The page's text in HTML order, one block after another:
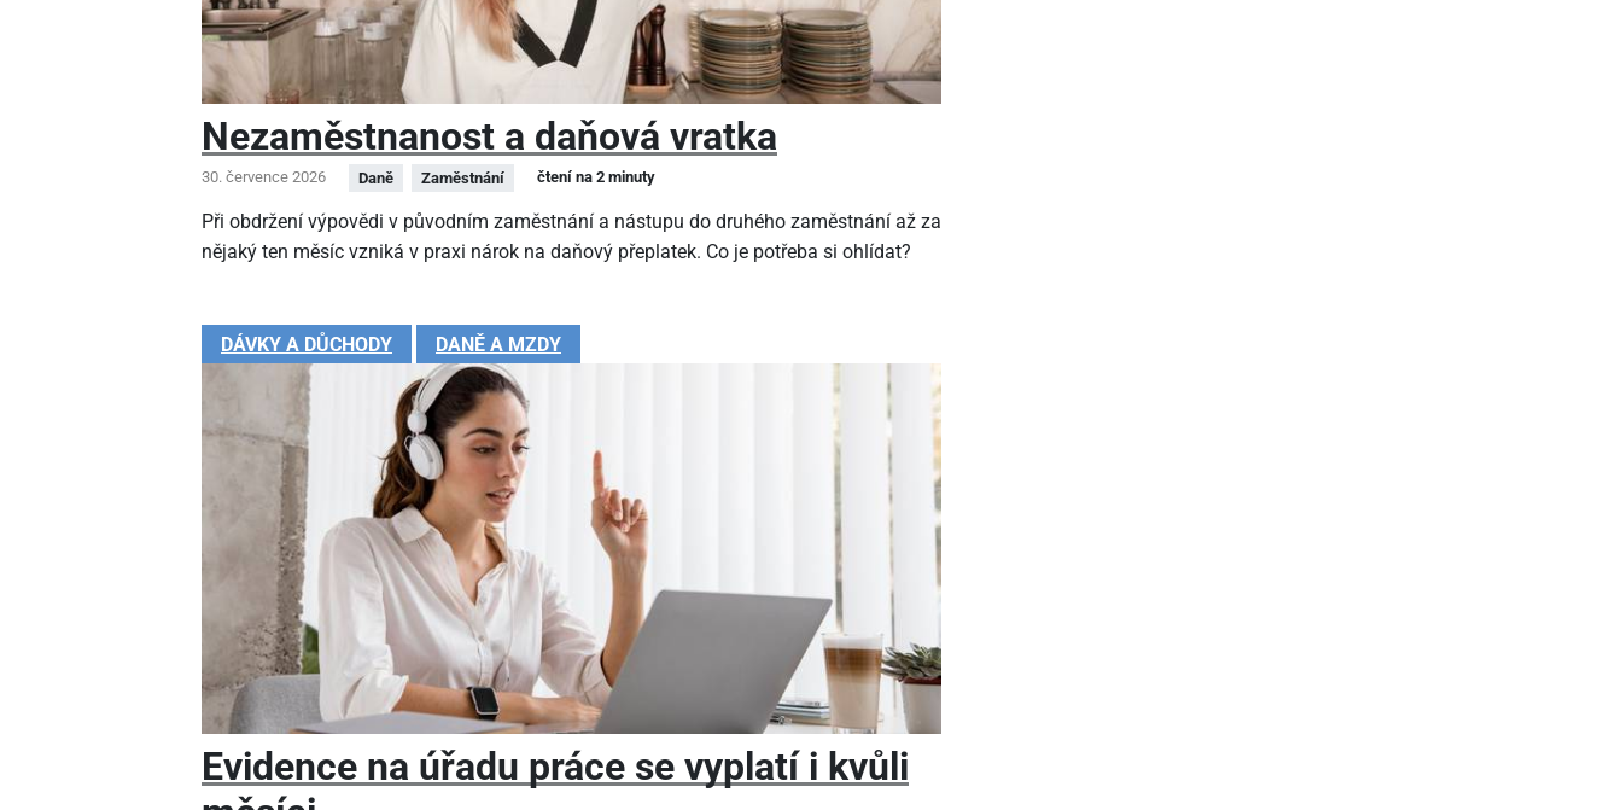
Nezaměstnanost a daňová vratka
30. července 2026 Daně Zaměstnání čtení na 2 minuty
Při obdržení výpovědi v původním zaměstnání a nástupu do druhého zaměstnání až za
nějaký ten měsíc vzniká v praxi nárok na daňový přeplatek. Co je potřeba si ohlídat?
DÁVKY A DŮCHODY DANĚ A MZDY
Evidence na úřadu práce se vyplatí i kvůli